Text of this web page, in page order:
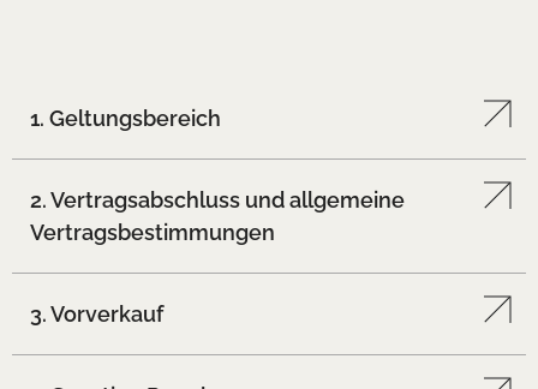
1. Geltungsbereich
2. Vertragsabschluss und allgemeine
Vertragsbestimmungen
3. Vorverkauf